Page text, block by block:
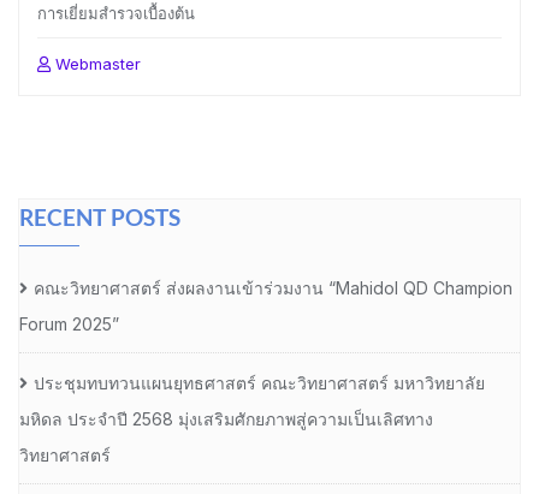
การเยี่ยมสำรวจเบื้องต้น
Webmaster
RECENT POSTS
คณะวิทยาศาสตร์ ส่งผลงานเข้าร่วมงาน “Mahidol QD Champion
Forum 2025”
ประชุมทบทวนแผนยุทธศาสตร์ คณะวิทยาศาสตร์ มหาวิทยาลัย
มหิดล ประจำปี 2568 มุ่งเสริมศักยภาพสู่ความเป็นเลิศทาง
วิทยาศาสตร์